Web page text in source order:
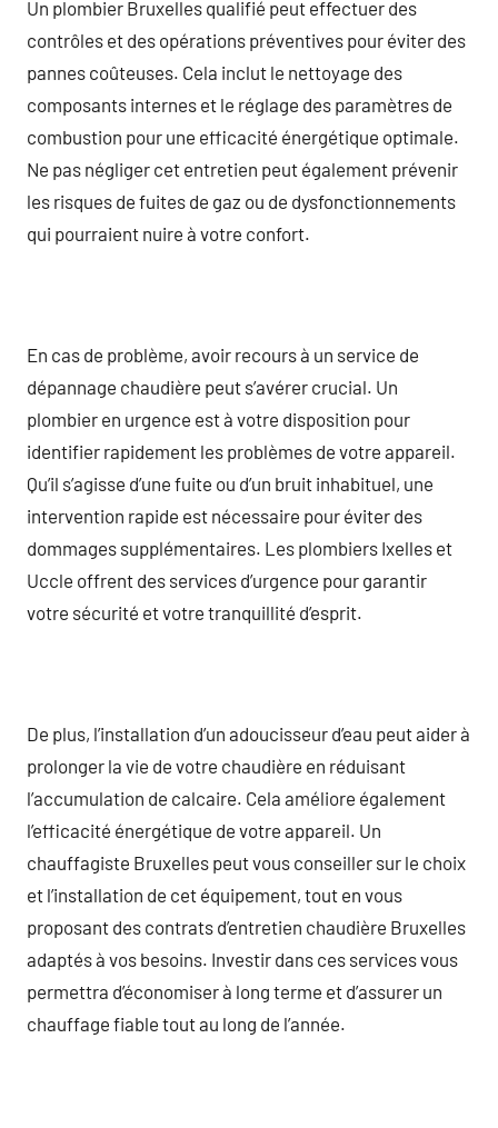
Un plombier Bruxelles qualifié peut effectuer des
contrôles et des opérations préventives pour éviter des
pannes coûteuses. Cela inclut le nettoyage des
composants internes et le réglage des paramètres de
combustion pour une efficacité énergétique optimale.
Ne pas négliger cet entretien peut également prévenir
les risques de fuites de gaz ou de dysfonctionnements
qui pourraient nuire à votre confort.
En cas de problème, avoir recours à un service de
dépannage chaudière peut s’avérer crucial. Un
plombier en urgence est à votre disposition pour
identifier rapidement les problèmes de votre appareil.
Qu’il s’agisse d’une fuite ou d’un bruit inhabituel, une
intervention rapide est nécessaire pour éviter des
dommages supplémentaires. Les plombiers Ixelles et
Uccle offrent des services d’urgence pour garantir
votre sécurité et votre tranquillité d’esprit.
De plus, l’installation d’un adoucisseur d’eau peut aider à
prolonger la vie de votre chaudière en réduisant
l’accumulation de calcaire. Cela améliore également
l’efficacité énergétique de votre appareil. Un
chauffagiste Bruxelles peut vous conseiller sur le choix
et l’installation de cet équipement, tout en vous
proposant des contrats d’entretien chaudière Bruxelles
adaptés à vos besoins. Investir dans ces services vous
permettra d’économiser à long terme et d’assurer un
chauffage fiable tout au long de l’année.